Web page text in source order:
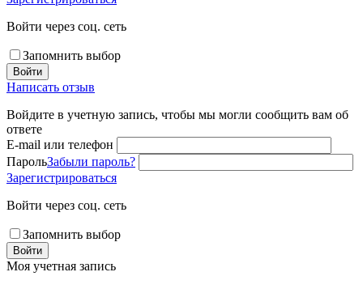
Войти через соц. сеть
Запомнить выбор
Войти
Написать отзыв
Войдите в учетную запись, чтобы мы могли сообщить вам об
ответе
E-mail или телефон
ПарольЗабыли пароль?
Зарегистрироваться
Войти через соц. сеть
Запомнить выбор
Войти
Моя учетная запись